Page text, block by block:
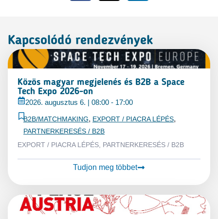
Kapcsolódó rendezvények
Közös magyar megjelenés és B2B a Space
Tech Expo 2026-on
2026. augusztus 6. | 08:00 - 17:00
B2B/MATCHMAKING, EXPORT / PIACRA LÉPÉS,
PARTNERKERESÉS / B2B
EXPORT / PIACRA LÉPÉS PARTNERKERESÉS / B2B
Tudjon meg többet